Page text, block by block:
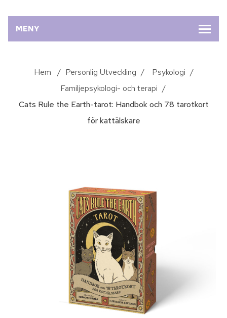
MENY
Hem / Personlig Utveckling / Psykologi /
Familjepsykologi- och terapi /
Cats Rule the Earth-tarot: Handbok och 78 tarotkort
för kattälskare